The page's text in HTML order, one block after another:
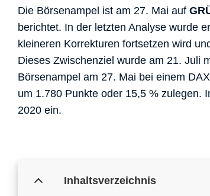
Die Börsenampel ist am 27. Mai auf
berichtet. In der letzten Analyse wurde
kleineren Korrekturen fortsetzen wird
Dieses Zwischenziel wurde am 21. Juli
Börsenampel am 27. Mai bei einem
um 1.780 Punkte oder 15,5 % zulegen.
2020 ein.
Inhaltsverzeichnis